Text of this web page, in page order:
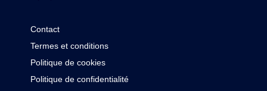
Contact
Termes et conditions
Politique de cookies
Politique de confidentialité